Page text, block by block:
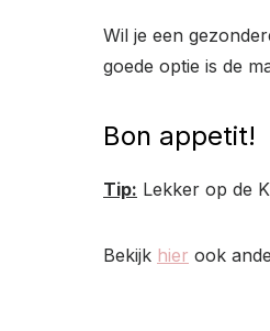
Wil je een
goede optie is de
Bon appetit!
Tip: Lekker op de
Bekijk hier ook